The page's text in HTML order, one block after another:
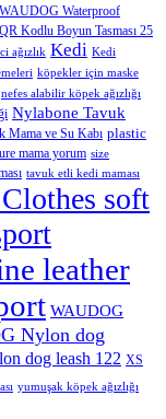
Waterproof
Kodlu Boyun Tasması 25
ağızlık Kedi Kedi
köpekler için maske
nefes alabilir köpek ağızlığı
Nylabone Tavuk
Mama ve Su Kabı plastic
mama yorum size
tavuk etli kedi maması
soft
leather
WAUDOG
Nylon dog
dog leash 122 XS
yumuşak köpek ağızlığı